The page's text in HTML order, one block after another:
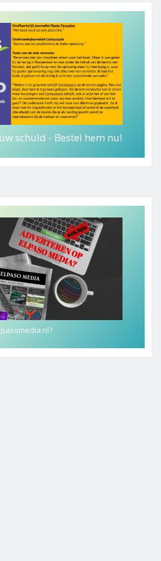
schuld - Bestel hem nu!